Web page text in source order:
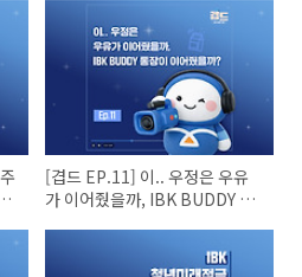
[겹드 EP.11] 이.. 우정은 우유
가 이어줬을까, IBK BUDDY 통